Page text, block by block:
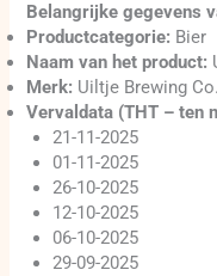
Belangrijke gegevens
Productcategorie: Bier
Naam van het product:
Merk: Uiltje Brewing Co.
Vervaldata (THT – ten
21-11-2025
01-11-2025
26-10-2025
12-10-2025
06-10-2025
29-09-2025